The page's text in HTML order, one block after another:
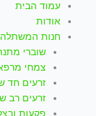
עמוד הבית
אודות
חנות המשתלה
שוברי
צמחי
זרעים חד
זרעים רב
פקעות